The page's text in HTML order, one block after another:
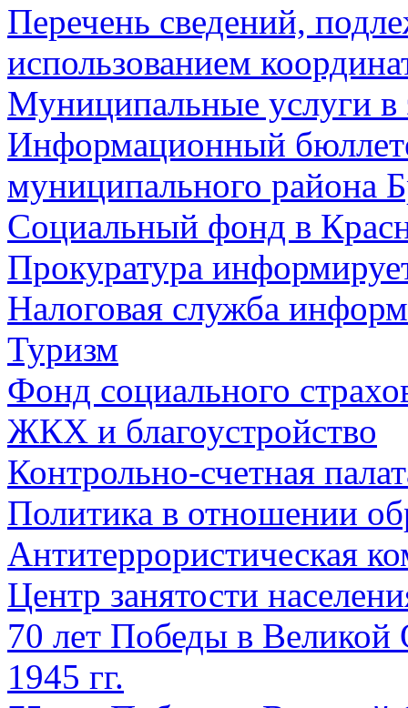
Перечень сведений,
использованием
Муниципальные услуги в
Информационный
муниципального района
Социальный фонд в
Прокуратура
Налоговая служба
Туризм
Фонд социального
ЖКХ и благоустройство
Контрольно-счетная
Политика в отношении
Антитеррористическая
Центр занятости
70 лет Победы в Великой
1945 гг.